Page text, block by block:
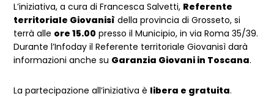
L’iniziativa, a cura di Francesca Salvetti, Referente
territoriale Giovanisì della provincia di Grosseto, si
terrà alle ore 15.00 presso il Municipio, in via Roma 35/39.
Durante l’Infoday il Referente territoriale Giovanisì darà
informazioni anche su Garanzia Giovani in Toscana.
La partecipazione all’iniziativa è libera e gratuita.